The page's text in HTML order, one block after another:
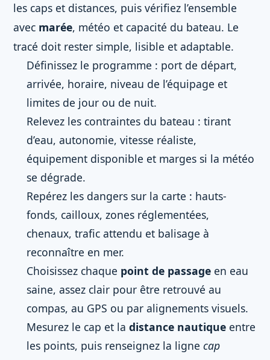
les caps et distances, puis vérifiez l’ensemble
avec marée, météo et capacité du bateau. Le
tracé doit rester simple, lisible et adaptable.
Définissez le programme : port de départ,
arrivée, horaire, niveau de l’équipage et
limites de jour ou de nuit.
Relevez les contraintes du bateau : tirant
d’eau, autonomie, vitesse réaliste,
équipement disponible et marges si la météo
se dégrade.
Repérez les dangers sur la carte : hauts-
fonds, cailloux, zones réglementées,
chenaux, trafic attendu et balisage à
reconnaître en mer.
Choisissez chaque point de passage en eau
saine, assez clair pour être retrouvé au
compas, au GPS ou par alignements visuels.
Mesurez le cap et la distance nautique entre
les points, puis renseignez la ligne cap